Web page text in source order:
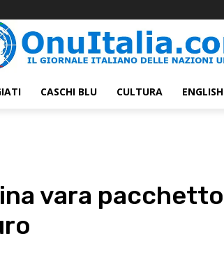
CASCHI BLU CULTURA ENGLISH
vara pacchetto